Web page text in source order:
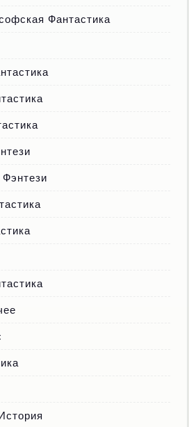
Фантастика